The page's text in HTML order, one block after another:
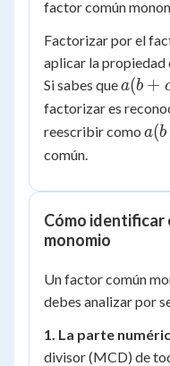
factor común
Factorizar por el
aplicar la
Si sabes quea(b
+
+
a(b +
factorizar es
reescribir como a(b
a(b
común.
Cómo identificar
monomio
Un factor común
debes analizar por
1. La parte
divisor (MCD) de